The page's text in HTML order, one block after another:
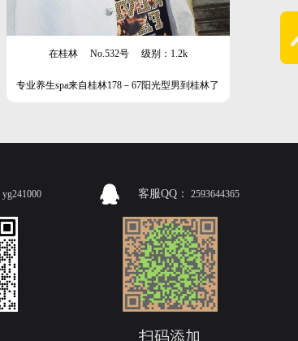
在桂林 No.532号 级别：1.2k
专业养生spa来自桂林178－67阳光型男到桂林了
yg241000 客服QQ： 2593644365
扫码添加